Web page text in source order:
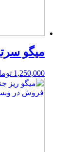
میگو سرتیز
1,250,000